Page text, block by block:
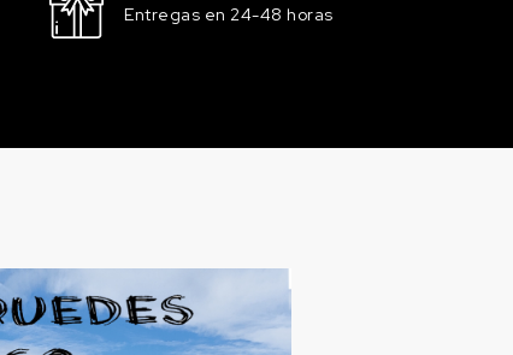
Entregas en 24-48 horas